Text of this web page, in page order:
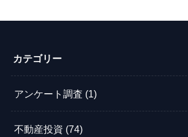
カテゴリー
アンケート調査 (1)
不動産投資 (74)